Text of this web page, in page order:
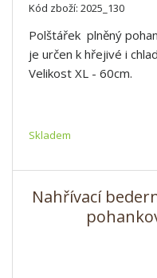
Kód zboží: 2025_130
Polštářek plněný
je určen k hřejivé i
Velikost XL - 60cm.
Skladem
Nahřívací